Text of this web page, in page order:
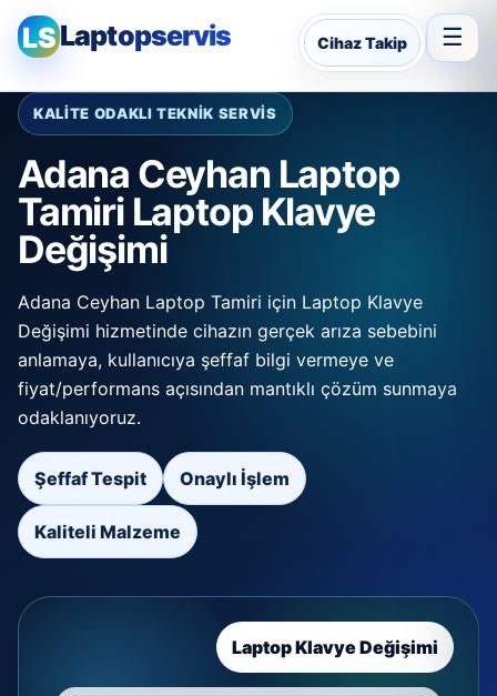
LSLaptopservis Cihaz Takip ☰
KALİTE ODAKLI TEKNİK SERVİS
Adana Ceyhan Laptop
Tamiri Laptop Klavye
Değişimi
Adana Ceyhan Laptop Tamiri için Laptop Klavye
Değişimi hizmetinde cihazın gerçek arıza sebebini
anlamaya, kullanıcıya şeffaf bilgi vermeye ve
fiyat/performans açısından mantıklı çözüm sunmaya
odaklanıyoruz.
Şeffaf Tespit Onaylı İşlem
Kaliteli Malzeme
Laptop Klavye Değişimi